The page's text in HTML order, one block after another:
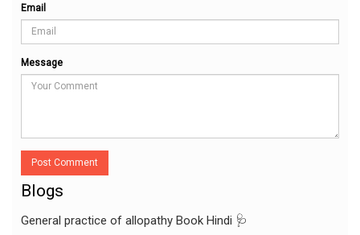
Email
Message
Post Comment
Blogs
General practice of allopathy Book Hindi 🩺